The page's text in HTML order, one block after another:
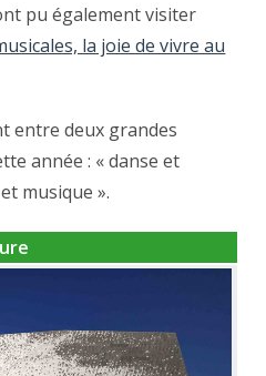
pu également visiter
la joie de vivre au
entre deux grandes
année : « danse et
musique ».